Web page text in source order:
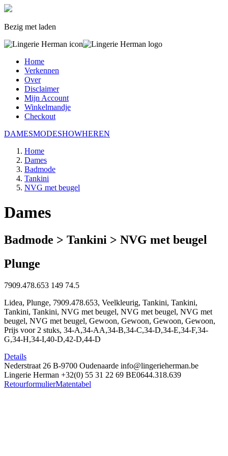
Bezig met laden
Home
Verkennen
Over
Disclaimer
Mijn Account
Winkelmandje
Checkout
DAMESMODESHOWHEREN
Home
Dames
Badmode
Tankini
NVG met beugel
Dames
Badmode > Tankini > NVG met beugel
Plunge
7909.478.653 149 74.5
Lidea, Plunge, 7909.478.653, Veelkleurig, Tankini, Tankini,
Tankini, Tankini, NVG met beugel, NVG met beugel, NVG met
beugel, NVG met beugel, Gewoon, Gewoon, Gewoon, Gewoon,
Prijs voor 2 stuks, 34-A,34-AA,34-B,34-C,34-D,34-E,34-F,34-
G,34-H,34-I,40-D,42-D,44-D
Details
Nederstraat 26 B-9700 Oudenaarde info@lingerieherman.be
Lingerie Herman +32(0) 55 31 22 69 BE0644.318.639
RetourformulierMatentabel